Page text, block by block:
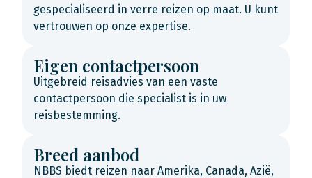
gespecialiseerd in verre reizen op maat. U kunt
vertrouwen op onze expertise.
Eigen contactpersoon
Uitgebreid reisadvies van een vaste
contactpersoon die specialist is in uw
reisbestemming.
Breed aanbod
NBBS biedt reizen naar Amerika, Canada, Azië,